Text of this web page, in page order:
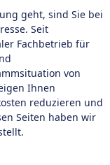
geht, sind Sie bei
Seit
Fachbetrieb für
von
Ihnen
reduzieren und
Seiten haben wir